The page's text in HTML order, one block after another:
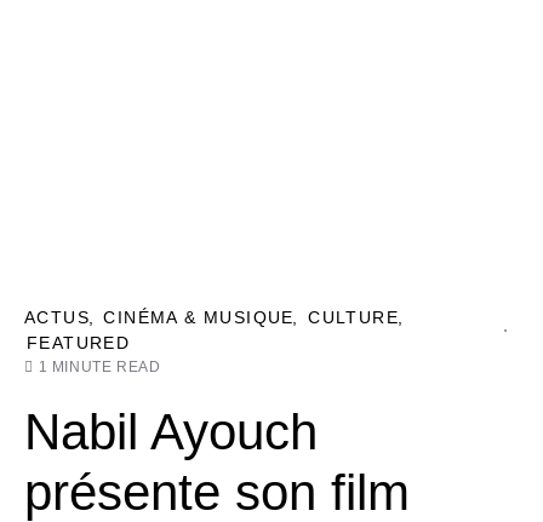
ACTUS CINÉMA & MUSIQUE
CULTURE
FEATURED
1 MINUTE READ
Nabil Ayouch
présente son film